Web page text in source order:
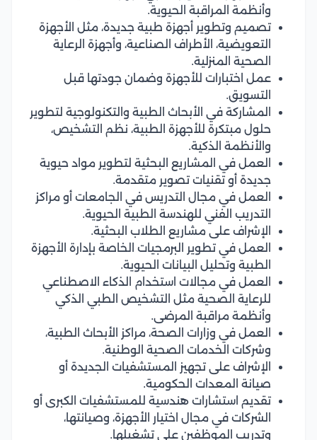
وأنظمة المراقبة الحيوية.
تصميم وتطوير أجهزة طبية جديدة، مثل الأجهزة
التعويضية، الأطراف الصناعية، وأجهزة الرعاية
الصحية المنزلية.
عمل اختبارات للأجهزة وضمان جودتها قبل
التسويق.
المشاركة في الأبحاث الطبية والتكنولوجية لتطوير
حلول مبتكرة للأجهزة الطبية، نظم التشخيص،
والأنظمة الذكية.
العمل في المشاريع البحثية لتطوير مواد حيوية
جديدة أو تقنيات تصوير متقدمة.
العمل في مجال التدريس في الجامعات أو مراكز
التدريب الفني للهندسة الطبية الحيوية.
الإشراف على مشاريع الطلاب البحثية.
العمل في تطوير البرمجيات الخاصة بإدارة الأجهزة
الطبية وتحليل البيانات الحيوية.
العمل في مجالات استخدام الذكاء الاصطناعي
للرعاية الصحية مثل التشخيص الطبي الذكي
وأنظمة مراقبة المرضى.
العمل في وزارات الصحة، مراكز الأبحاث الطبية،
وشركات الخدمات الصحية الوطنية.
الإشراف على تجهيز المستشفيات الجديدة أو
صيانة المعدات الحكومية.
تقديم استشارات هندسية للمستشفيات الكبرى أو
الشركات في مجال اختيار الأجهزة، وصيانتها،
وتدريب الموظفين على تشغيلها.